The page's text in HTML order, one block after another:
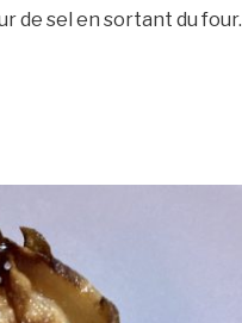
de sel en sortant du four.